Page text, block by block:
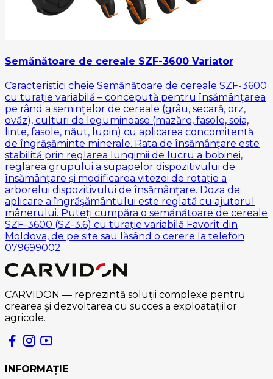
Semănătoare de cereale SZF-3600 Variator
Caracteristici cheie Semănătoare de cereale SZF-3600
cu turație variabilă – concepută pentru însămânțarea
pe rând a semințelor de cereale (grâu, secară, orz,
ovăz), culturi de leguminoase (mazăre, fasole, soia,
linte, fasole, năut, lupin) cu aplicarea concomitentă
de îngrășăminte minerale. Rata de însămânțare este
stabilită prin reglarea lungimii de lucru a bobinei,
reglarea grupului a supapelor dispozitivului de
însămânțare și modificarea vitezei de rotație a
arborelui dispozitivului de însămânțare. Doza de
aplicare a îngrășământului este reglată cu ajutorul
mânerului. Puteți cumpăra o semănătoare de cereale
SZF-3600 (SZ-3.6) cu turație variabilă Favorit din
Moldova, de pe site sau lăsând o cerere la telefon
079699002
CARVIDON — reprezintă soluții complexe pentru
crearea și dezvoltarea cu succes a exploatațiilor
agricole.
INFORMAȚIE